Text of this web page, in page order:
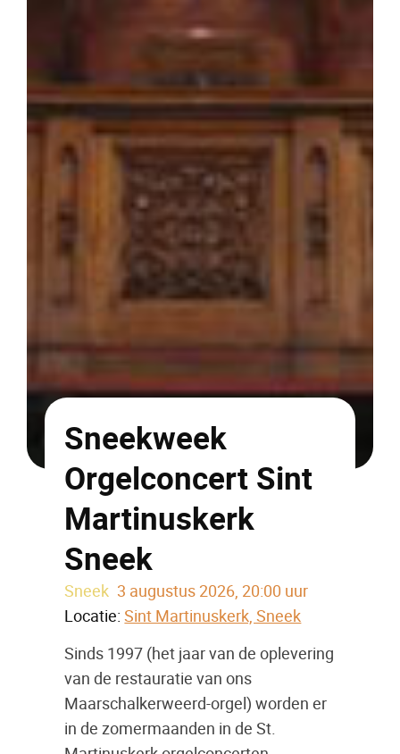
Sneekweek
Orgelconcert Sint
Martinuskerk
Sneek
Sneek 3 augustus 2026, 20:00 uur
Locatie:Sint Martinuskerk, Sneek
Sinds 1997 (het jaar van de oplevering
van de restauratie van ons
Maarschalkerweerd-orgel) worden er
in de zomermaanden in de St.